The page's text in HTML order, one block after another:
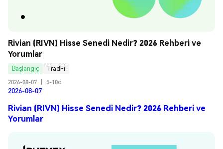
Rivian (RIVN) Hisse Senedi Nedir? 2026 Rehberi ve
Yorumlar
Başlangıç
TradFi
2026-08-07
5-10d
2026-08-07
Rivian (RIVN) Hisse Senedi Nedir? 2026 Rehberi ve
Yorumlar